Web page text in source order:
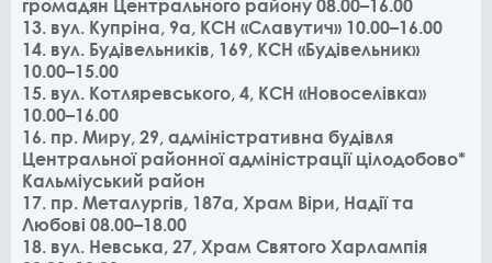
громадян Центрального району 08.00–16.00
13. вул. Купріна, 9а, КСН «Славутич» 10.00–16.00
14. вул. Будівельників, 169, КСН «Будівельник»
10.00–15.00
15. вул. Котляревського, 4, КСН «Новоселівка»
10.00–16.00
16. пр. Миру, 29, адміністративна будівля
Центральної районної адміністрації цілодобово*
Кальміуський район
17. пр. Металургів, 187а, Храм Віри, Надії та
Любові 08.00–18.00
18. вул. Невська, 27, Храм Святого Харлампія